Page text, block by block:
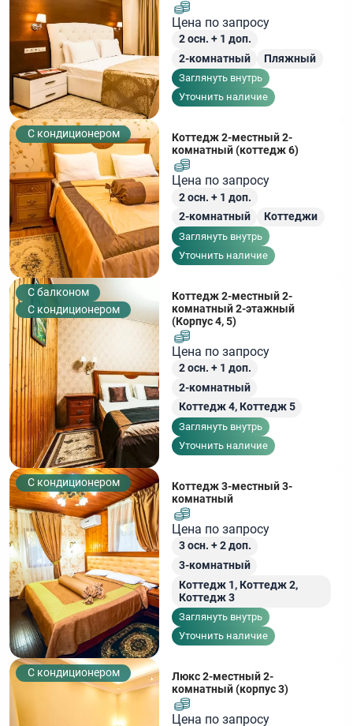
Цена по запросу
2осн. + 1 доп.
2-комнатный
Пляжный
Заглянуть внутрь
Уточнить наличие
С кондиционером
Коттедж 2-местный 2-
комнатный (коттедж 6)
Цена по запросу
2осн. + 1 доп.
2-комнатный
Коттеджи
Заглянуть внутрь
Уточнить наличие
C балконом
С кондиционером
Коттедж 2-местный 2-
комнатный 2-этажный
(Корпус 4, 5)
Цена по запросу
2осн. + 1 доп.
2-комнатный
Коттедж 4, Коттедж 5
Заглянуть внутрь
Уточнить наличие
С кондиционером
Коттедж 3-местный 3-
комнатный
Цена по запросу
3осн. +2доп.
3-комнатный
Коттедж 1, Коттедж 2,
Коттедж 3
Заглянуть внутрь
Уточнить наличие
С кондиционером
Люкс 2-местный 2-
комнатный (корпус 3)
Цена по запросу